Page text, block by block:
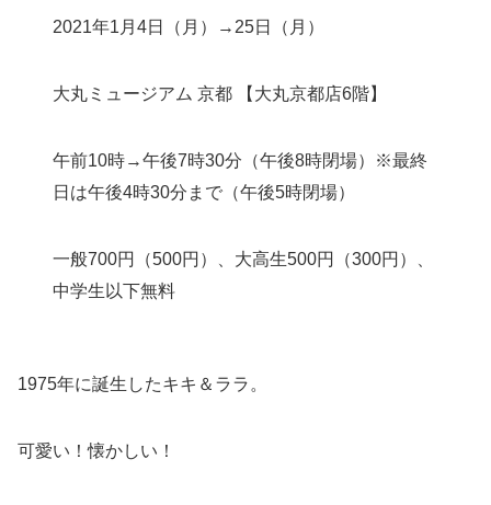
2021年1月4日（月）→25日（月）
大丸ミュージアム 京都 【大丸京都店6階】
午前10時→午後7時30分（午後8時閉場）※最終
日は午後4時30分まで（午後5時閉場）
一般700円（500円）、大高生500円（300円）、
中学生以下無料
1975年に誕生したキキ＆ララ。
可愛い！懐かしい！